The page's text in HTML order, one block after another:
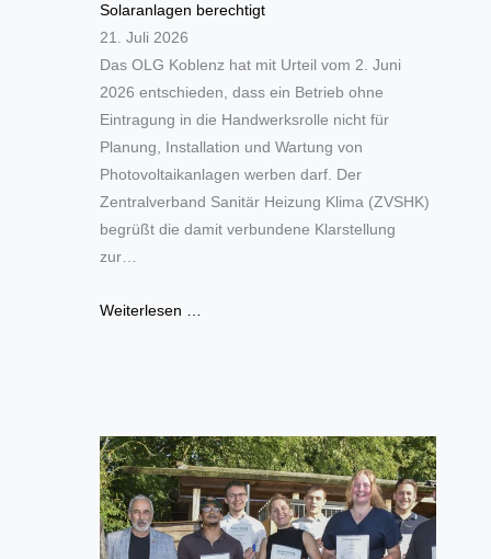
Solaranlagen berechtigt
21. Juli 2026
Das OLG Koblenz hat mit Urteil vom 2. Juni
2026 entschieden, dass ein Betrieb ohne
Eintragung in die Handwerksrolle nicht für
Planung, Installation und Wartung von
Photovoltaikanlagen werben darf. Der
Zentralverband Sanitär Heizung Klima (ZVSHK)
begrüßt die damit verbundene Klarstellung
zur…
Weiterlesen …